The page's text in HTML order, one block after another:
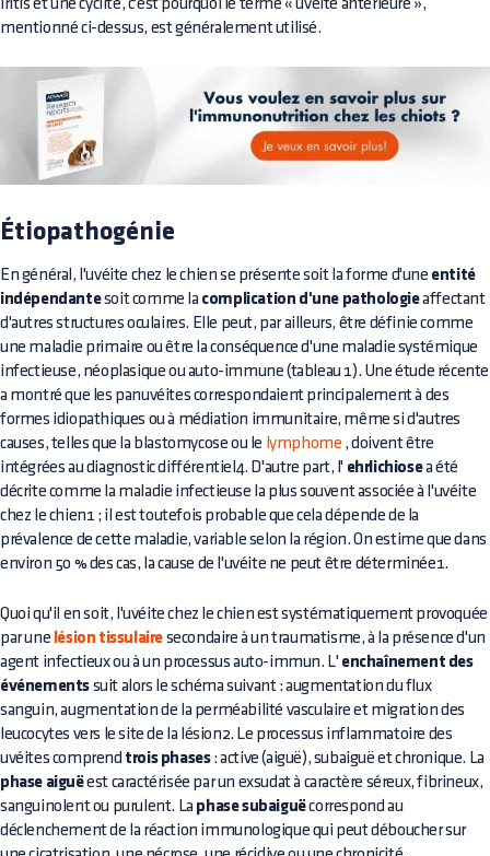
iritis et une cyclite, c'est pourquoi le terme « uvéite antérieure »,
mentionné ci-dessus, est généralement utilisé.
Étiopathogénie
En général, l'uvéite chez le chien se présente soit la forme d'une entité
indépendantesoit comme la complication d'une pathologieaffectant
d'autres structures oculaires. Elle peut, par ailleurs, être définie comme
une maladie primaire ou être la conséquence d'une maladie systémique
infectieuse, néoplasique ou auto-immune (tableau 1). Une étude récente
a montré que les panuvéites correspondaient principalement à des
formes idiopathiques ou à médiation immunitaire, même si d'autres
causes, telles que la blastomycose ou le lymphome , doivent être
intégrées au diagnostic différentiel4. D'autre part, l' ehrlichiosea été
décrite comme la maladie infectieuse la plus souvent associée à l'uvéite
chez le chien1 ; il est toutefois probable que cela dépende de la
prévalence de cette maladie, variable selon la région. On estime que dans
environ 50 % des cas, la cause de l'uvéite ne peut être déterminée1.
Quoi qu'il en soit, l'uvéite chez le chien est systématiquement provoquée
par une lésion tissulaire secondaire à un traumatisme, à la présence d'un
agent infectieux ou à un processus auto-immun. L' enchaînement des
événements suit alors le schéma suivant : augmentation du flux
sanguin, augmentation de la perméabilité vasculaire et migration des
leucocytes vers le site de la lésion2. Le processus inflammatoire des
uvéites comprend trois phases: active (aiguë), subaiguë et chronique. La
phase aiguëest caractérisée par un exsudat à caractère séreux, fibrineux,
sanguinolent ou purulent. La phase subaiguëcorrespond au
déclenchement de la réaction immunologique qui peut déboucher sur